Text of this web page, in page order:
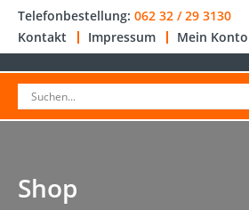
Telefonbestellung: 062 32 / 29 3130
Kontakt
Impressum Mein Konto
Shop